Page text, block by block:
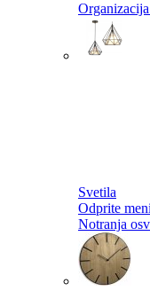
Svetila
Odprite meni
Notranja